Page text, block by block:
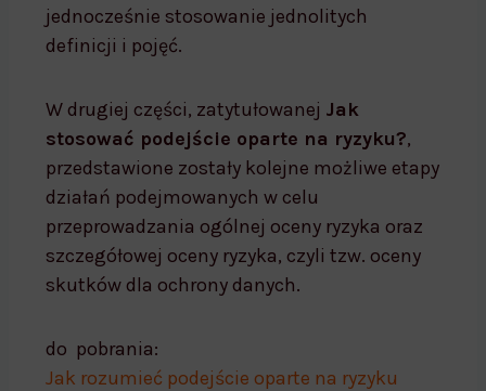
jednocześnie stosowanie jednolitych
definicji i pojęć.
W drugiej części, zatytułowanej Jak
stosować podejście oparte na ryzyku?,
przedstawione zostały kolejne możliwe etapy
działań podejmowanych w celu
przeprowadzania ogólnej oceny ryzyka oraz
szczegółowej oceny ryzyka, czyli tzw. oceny
skutków dla ochrony danych.
do pobrania:
Jak rozumieć podejście oparte na ryzyku